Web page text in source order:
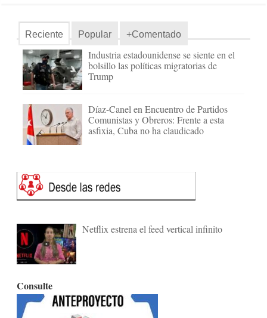
Reciente Popular +Comentado
Industria estadounidense se siente en el
bolsillo las políticas migratorias de
Trump
Díaz-Canel en Encuentro de Partidos
Comunistas y Obreros: Frente a esta
asfixia, Cuba no ha claudicado
Netflix estrena el feed vertical infinito
Consulte